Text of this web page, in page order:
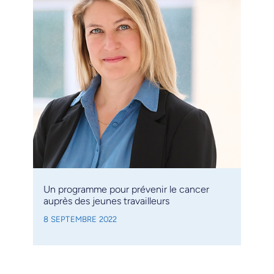
Un programme pour prévenir le cancer
auprès des jeunes travailleurs
8 SEPTEMBRE 2022